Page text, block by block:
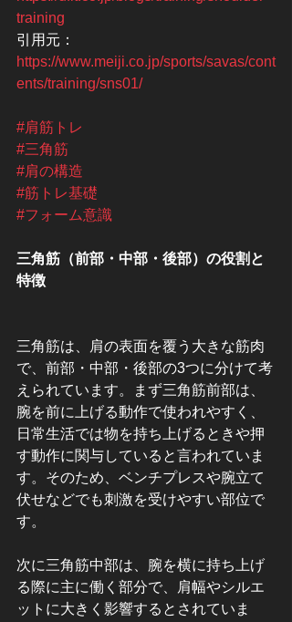
training
引用元：
https://www.meiji.co.jp/sports/savas/cont
ents/training/sns01/
#肩筋トレ
#三角筋
#肩の構造
#筋トレ基礎
#フォーム意識
三角筋（前部・中部・後部）の役割と
特徴
三角筋は、肩の表面を覆う大きな筋肉
で、前部・中部・後部の3つに分けて考
えられています。まず三角筋前部は、
腕を前に上げる動作で使われやすく、
日常生活では物を持ち上げるときや押
す動作に関与していると言われていま
す。そのため、ベンチプレスや腕立て
伏せなどでも刺激を受けやすい部位で
す。
次に三角筋中部は、腕を横に持ち上げ
る際に主に働く部分で、肩幅やシルエ
ットに大きく影響するとされていま